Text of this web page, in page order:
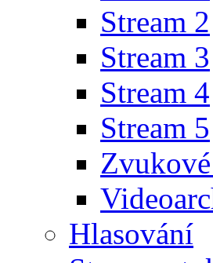
Stream 2
Stream 3
Stream 4
Stream 5
Hlasování